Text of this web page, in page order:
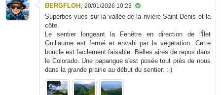
BERGFLOH , 20/01/2026 10:23
Superbes vues sur la vallée de la rivière Saint-Denis et la
côte.
Le sentier longeant la Fenêtre en direction de l'Îlet
Guillaume est fermé et envahi par la végétation. Cette
boucle est facilement faisable. Belles aires de repos dans
le Colorado. Une papangue s'est posée tout près de nous
dans la grande prairie au début du sentier. :-)